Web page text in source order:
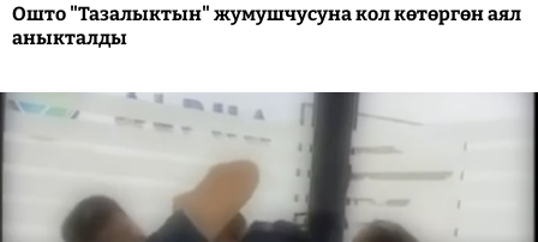
Ошто "Тазалыктын" жумушчусуна кол көтөргөн аял
аныкталды